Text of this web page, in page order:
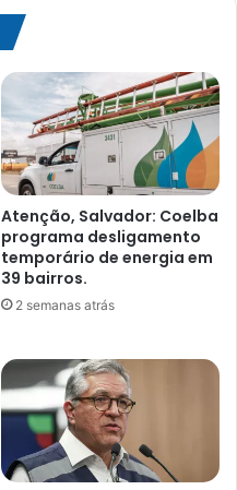
Atenção, Salvador: Coelba
programa desligamento
temporário de energia em
39 bairros.
2 semanas atrás